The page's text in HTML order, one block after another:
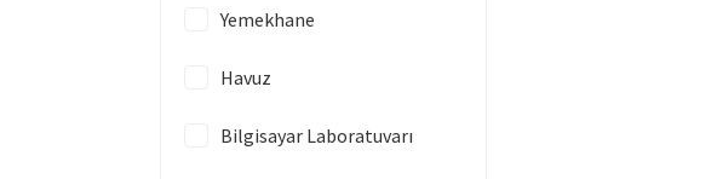
Yemekhane
Havuz
Bilgisayar Laboratuvarı